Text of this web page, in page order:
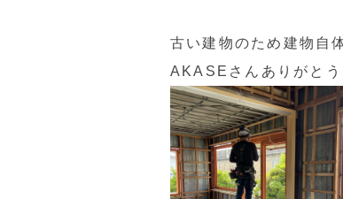
古い建物のため建物自
AKASEさんありがとう